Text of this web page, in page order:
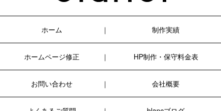
ホーム 制作実績
ホームページ修正 HP制作・保守料金表
お問い合わせ 会社概要